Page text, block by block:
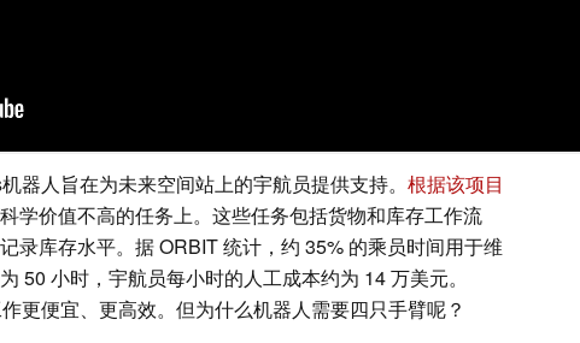
器人旨在为未来空间站上的宇航员提供支持。 根据该项目
学价值不高的任务上。这些任务包括货物和库存工作流
录库存水平。据 ORBIT 统计，约 35% 的乘员时间用于维
50 小时，宇航员每小时的人工成本约为 14 万美元。
更便宜、更高效。但为什么机器人需要四只手臂呢？